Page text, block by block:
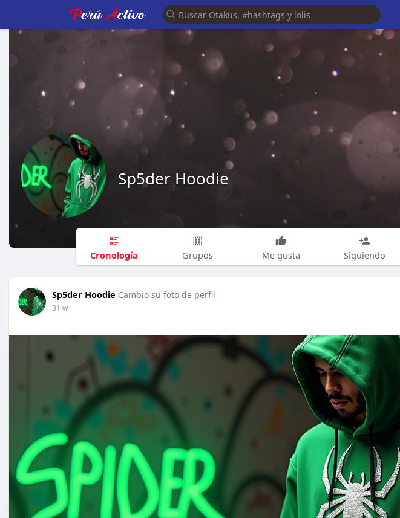
Sp5der Hoodie
Cronología Grupos Me gusta Siguiendo
Sp5der Hoodie Cambio su foto de perfil
31 w